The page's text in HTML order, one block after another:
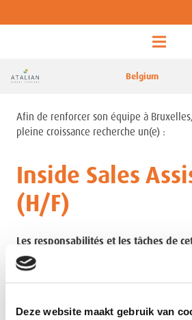
Deze website maakt gebruik van
Belgium
Afin de renforcer son équipe à
pleine croissance recherche un(e) :
Inside Sales
(H/F)
Les responsabilités et les tâches de
Sales Assistant:
– Vous recevez les appels d’offres et
– Vous faites une première analyse du